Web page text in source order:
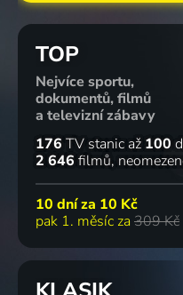
TOP
Nejvíce sportu,
dokumentů, filmů
a televizní zábavy
176 TV stanic až 100
2 646 filmů
10 dní za 10 Kč
pak 1. měsíc za 309 Kč